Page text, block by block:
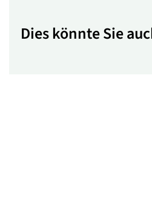
Dies könnte Sie